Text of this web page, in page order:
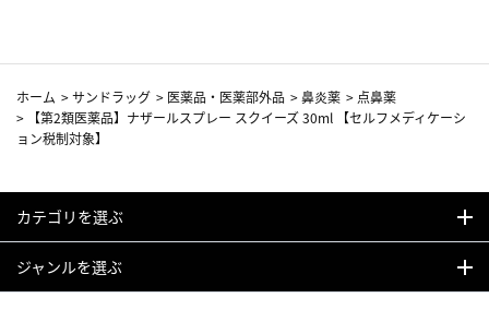
ホーム >サンドラッグ > 医薬品・医薬部外品 >鼻炎薬 > 点鼻薬
>
【第2類医薬品】ナザールスプレー スクイーズ 30ml 【セルフメディケーシ
ョン税制対象】
カテゴリを選ぶ
ジャンルを選ぶ